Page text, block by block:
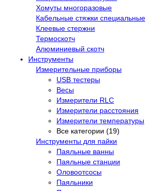
Хомуты многоразовые
Кабельные стяжки специальные
Клеевые стержни
Термоскотч
Алюминиевый скотч
Инструменты
Измерительные приборы
USB тестеры
Весы
Измерители RLC
Измерители расстояния
Измерители температуры
Все категории (19)
Инструменты для пайки
Паяльные ванны
Паяльные станции
Оловоотсосы
Паяльники